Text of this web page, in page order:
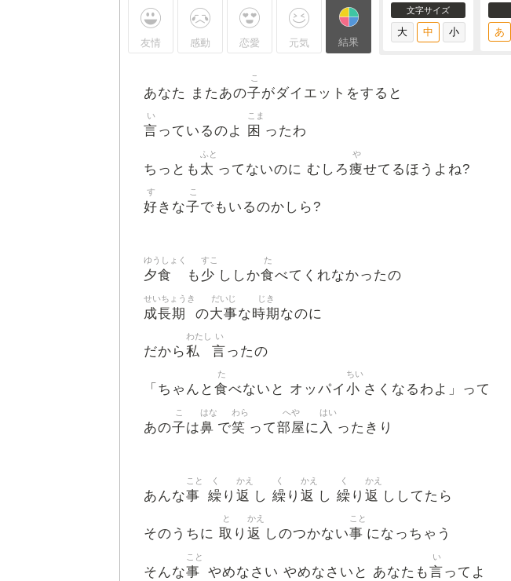
友情 感動 恋愛 元気 結果
文字サイズ
あなた またあの子
こ
がダイエットをすると
言
い
っているのよ 困
こま
ったわ
ちっとも 太
ふと
ってないのに むしろ痩
や
せてるほうよね?
好
す
きな子
こ
でもいるのかしら?
夕食
ゆうしょく
も 少
すこ
ししか食
た
べてくれなかったの
成長期
せいちょうき
の大事
だいじ
な時期
じき
なのに
だから私
わたし
言
い
ったの
「ちゃんと 食
た
べないと オッパイ 小
ちい
さくなるわよ」って
あの子
こ
は鼻
はな
で笑
わら
って部屋
へや
に 入
はい
ったきり
あんな事
こと
繰
く
り 返
かえ
し 繰
く
り 返
かえ
し 繰
く
り 返
かえ
ししてたら
そのうちに 取
と
り 返
かえ
しのつかない事
こと
になっちゃう
そんな事
こと
やめなさい やめなさいと あなたも言
い
ってよ